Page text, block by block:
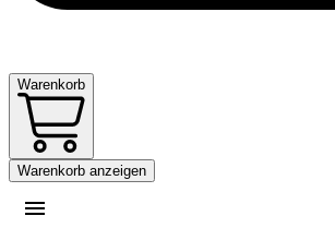
Warenkorb
Warenkorb anzeigen